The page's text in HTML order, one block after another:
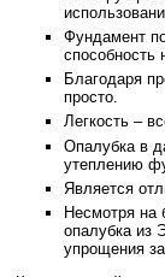
Фундамент
способность
Благодаря
просто.
Легкость –
Опалубка в
утеплению
Является
Несмотря на
опалубка из
упрощения